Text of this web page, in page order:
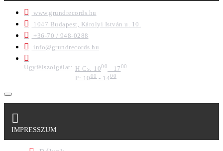
www.grundrecords.hu
1047 Budapest, Károlyi István u. 10.
+36-70 / 948-0288
info@grundrecords.hu
Ügyfélszolgálat: H-Cs: 1000 - 1700
P: 1000- 1400
IMPRESSZUM